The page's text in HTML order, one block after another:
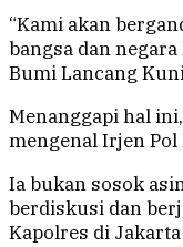
“Kami akan
bangsa dan
Bumi Lancang
Menanggapi hal
mengenal Irjen
Ia bukan sosok
berdiskusi dan
Kapolres di